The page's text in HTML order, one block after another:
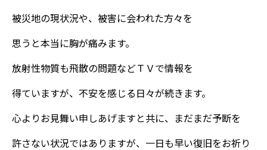
被災地の現状況や、被害に会われた方々を
思うと本当に胸が痛みます。
放射性物質も飛散の問題などＴＶで情報を
得ていますが、不安を感じる日々が続きます。
心よりお見舞い申しあげますと共に、まだまだ予断を
許さない状況ではありますが、一日も早い復旧をお祈り